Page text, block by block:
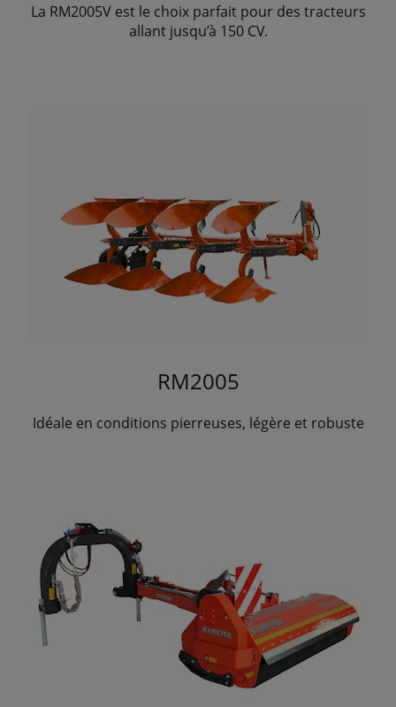
La RM2005V est le choix parfait pour des tracteurs
allant jusqu’à 150 CV.
RM2005
Idéale en conditions pierreuses, légère et robuste